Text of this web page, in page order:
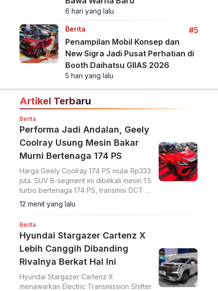
6 hari yang lalu
Berita
#5
Penampilan Mobil Konsep dan
New Sigra Jadi Pusat Perhatian di
Booth Daihatsu GIIAS 2026
5 hari yang lalu
Artikel Terbaru
Berita
Performa Jadi Andalan, Geely
Coolray Usung Mesin Bakar
Murni Bertenaga 174 PS
Harga Geely Coolray 174 PS mulai Rp333
juta. SUV B-segment ini dibekali mesin 1.5
turbo bertenaga 174 PS, transmisi DCT 7
percepatan, akselerasi 0-100 km/jam
dalam 7,6 detik, serta ADAS Level 2.
12 menit yang lalu
Berita
Hyundai Stargazer Cartenz X
Lebih Canggih Dibanding
Rivalnya Berkat Hal Ini
Hyundai Stargazer Cartenz X
menawarkan Electric Transmission Shifter